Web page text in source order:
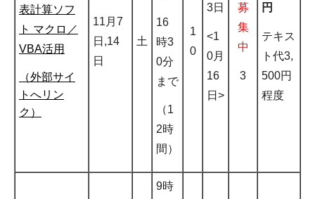
表計算ソフ
ト マクロ／
VBA活用
（外部サイ
トへリン
ク）
11月7
日,14
日
土
16
時3
0分
まで
（1
2時
間）
1
0
3日
<1
0月
16
日>
募
集
中
3
円
テキス
ト代3,
500円
程度
9時